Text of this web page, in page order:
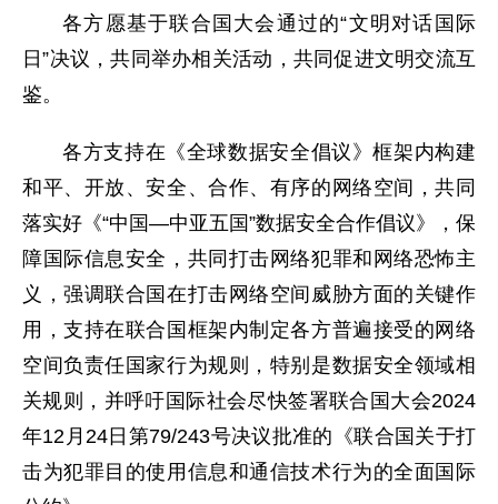
各方愿基于联合国大会通过的“文明对话国际
日”决议，共同举办相关活动，共同促进文明交流互
鉴。
各方支持在《全球数据安全倡议》框架内构建
和平、开放、安全、合作、有序的网络空间，共同
落实好《“中国—中亚五国”数据安全合作倡议》，保
障国际信息安全，共同打击网络犯罪和网络恐怖主
义，强调联合国在打击网络空间威胁方面的关键作
用，支持在联合国框架内制定各方普遍接受的网络
空间负责任国家行为规则，特别是数据安全领域相
关规则，并呼吁国际社会尽快签署联合国大会2024
年12月24日第79/243号决议批准的《联合国关于打
击为犯罪目的使用信息和通信技术行为的全面国际